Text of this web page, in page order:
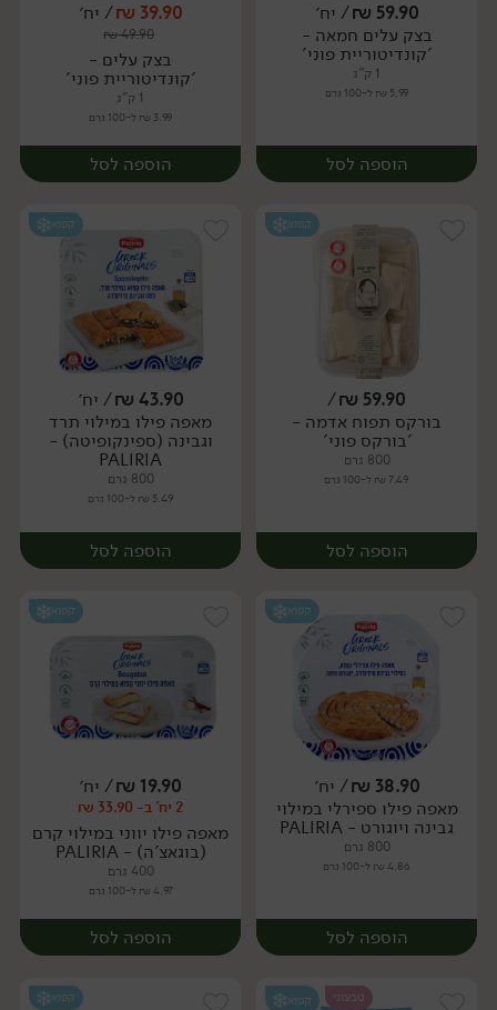
יח׳
59.90
₪/ יח׳
בצק עלים חמאה -
'קונדיטוריית פוני'
1 ק"ג
5.99 ₪ ל-100 גרם
הוספה לסל
יח׳
39.90
₪/ יח׳
49.90
₪
בצק עלים -
'קונדיטוריית פוני'
1 ק"ג
3.99 ₪ ל-100 גרם
הוספה לסל
יח׳
קפוא
59.90
₪
/
בורקס תפוח אדמה -
'בורקס פוני'
800 גרם
7.49 ₪ ל-100 גרם
הוספה לסל
קפוא
43.90
₪/ יח׳
מאפה פילו במילוי תרד
וגבינה (ספינקופיטה) -
PALIRIA
800 גרם
5.49 ₪ ל-100 גרם
הוספה לסל
יח׳
קפוא
38.90
₪/ יח׳
מאפה פילו ספירלי במילוי
גבינה ויוגורט - PALIRIA
800 גרם
4.86 ₪ ל-100 גרם
הוספה לסל
קפוא
19.90
₪/ יח׳
2 יח' ב- 33.90 ₪
מאפה פילו יווני במילוי קרם
(בוגאצ'ה) - PALIRIA
400 גרם
4.97 ₪ ל-100 גרם
הוספה לסל
טבעוני קפוא קפוא